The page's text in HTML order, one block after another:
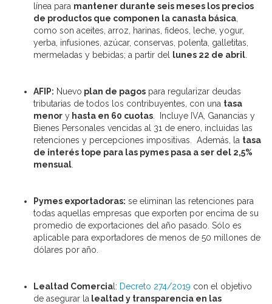
línea para mantener durante seis meses los precios
de productos que componen la canasta básica
como son aceites, arroz, harinas, fideos, leche, yogur,
yerba, infusiones, azúcar, conservas, polenta, galletitas,
mermeladas y bebidas; a partir del lunes 22 de abril
AFIP: Nuevo plan de pagos para regularizar deudas
tributarias de todos los contribuyentes, con una tasa
menor y hasta en 60 cuotas . Incluye IVA, Ganancias y
Bienes Personales vencidas al 31 de enero, incluidas las
retenciones y percepciones impositivas. Además, la tasa
de interés tope para las pymes pasa a ser del 2,5%
mensual
Pymes exportadoras: se eliminan las retenciones para
todas aquellas empresas que exporten por encima de su
promedio de exportaciones del año pasado. Sólo es
aplicable para exportadores de menos de 50 millones de
dólares por año.
Lealtad Comercial: Decreto 274/2019 con el objetivo
de asegurar la lealtad y transparencia en las